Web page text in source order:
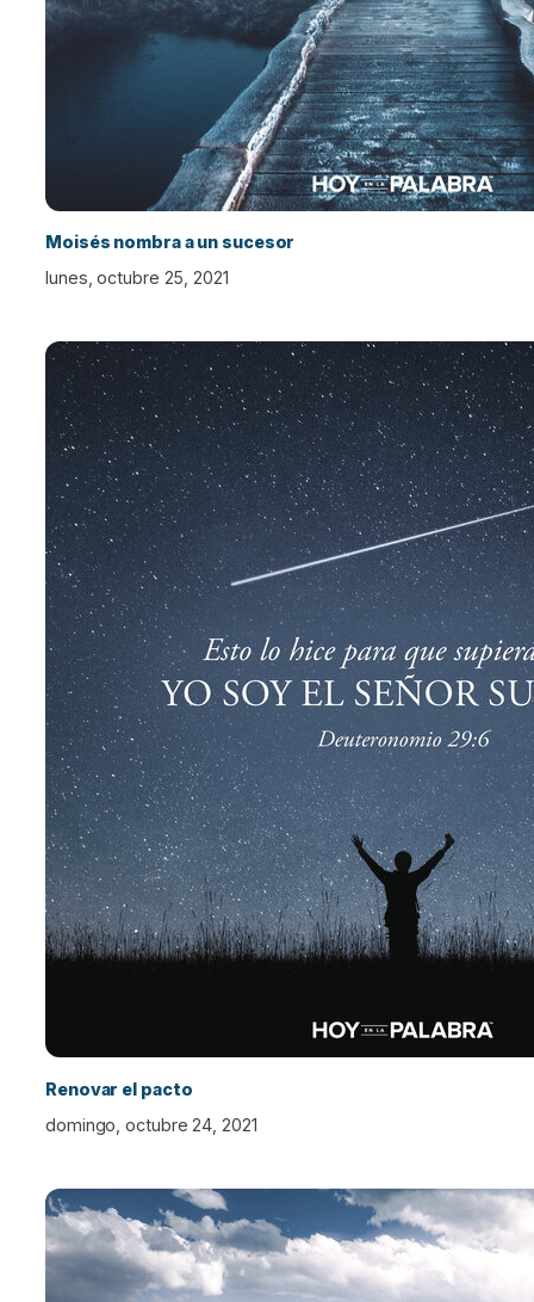
Moisés nombra a un sucesor
lunes, octubre 25, 2021
Renovar el pacto
domingo, octubre 24, 2021